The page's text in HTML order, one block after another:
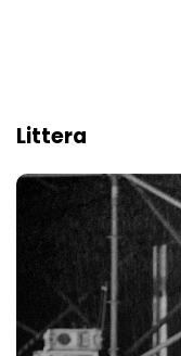
Littera